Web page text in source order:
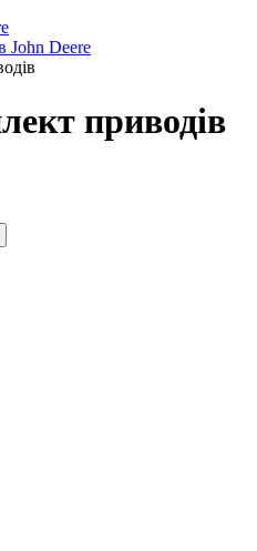
John Deere
приводів